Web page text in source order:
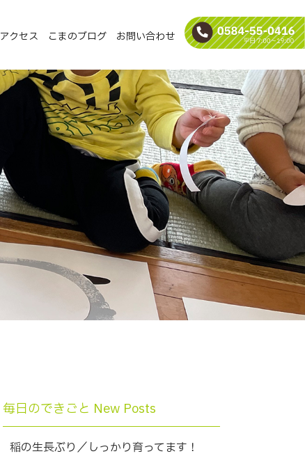
アクセス こまのブログ お問い合わせ
毎日のできごと New Posts
稲の生長ぶり／しっかり育ってます！